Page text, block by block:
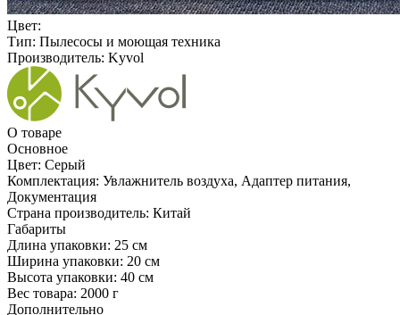
Цвет:
Тип: Пылесосы и моющая техника
Производитель: Kyvol
О товаре
Основное
Цвет: Серый
Комплектация: Увлажнитель воздуха, Адаптер питания,
Документация
Страна производитель: Китай
Габариты
Длина упаковки: 25 см
Ширина упаковки: 20 см
Высота упаковки: 40 см
Вес товара: 2000 г
Дополнительно